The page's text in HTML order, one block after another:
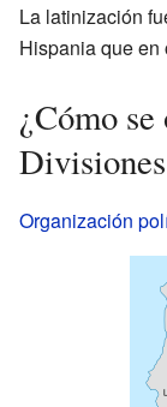
La latinización
Hispania que en
¿Cómo
Organización